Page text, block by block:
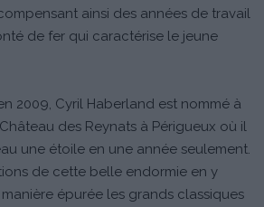
ainsi des années de travail
de fer qui caractérise le jeune
2009, Cyril Haberland est nommé à
des Reynats à Périgueux où il
une étoile en une année seulement.
de cette belle endormie en y
épurée les grands classiques